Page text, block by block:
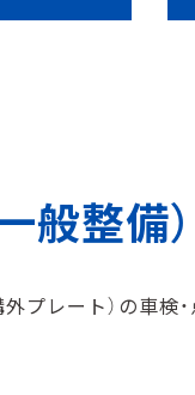
般整備）
プレート）の⾞検